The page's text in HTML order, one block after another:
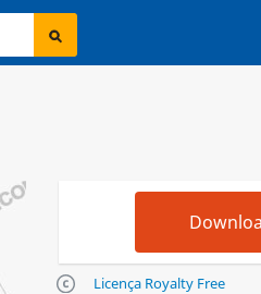
Licença Royalty Free